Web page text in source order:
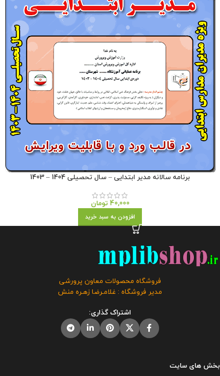
برنامه سالانه مدیر ابتدایی – سال تحصیلی 1404 – 1403
40,000 تومان
افزودن به سبد خرید
فروشگاه محصولات معاون پرورشی
مدیر فروشگاه : غلامـرضا زهـره منش
اشتراک گذاری:
بخش های سایت